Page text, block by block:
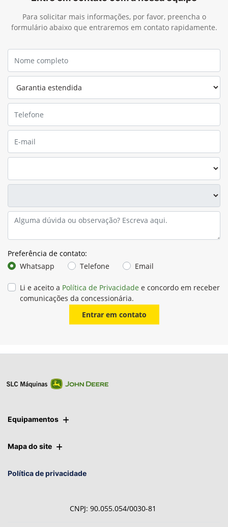
Entre em contato com a nossa equipe
Para solicitar mais informações, por favor, preencha o
formulário abaixo que entraremos em contato rapidamente.
Preferência de contato:
Whatsapp
Telefone
Política de Privacidadee concordo em receber
Equipamentos
Mapa do site